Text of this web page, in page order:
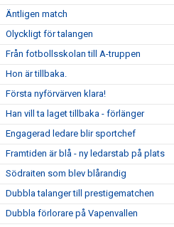
Äntligen match
Olyckligt för talangen
Från fotbollsskolan till A-truppen
Hon är tillbaka.
Första nyförvärven klara!
Han vill ta laget tillbaka - förlänger
Engagerad ledare blir sportchef
Framtiden är blå - ny ledarstab på plats
Södraiten som blev blårandig
Dubbla talanger till prestigematchen
Dubbla förlorare på Vapenvallen